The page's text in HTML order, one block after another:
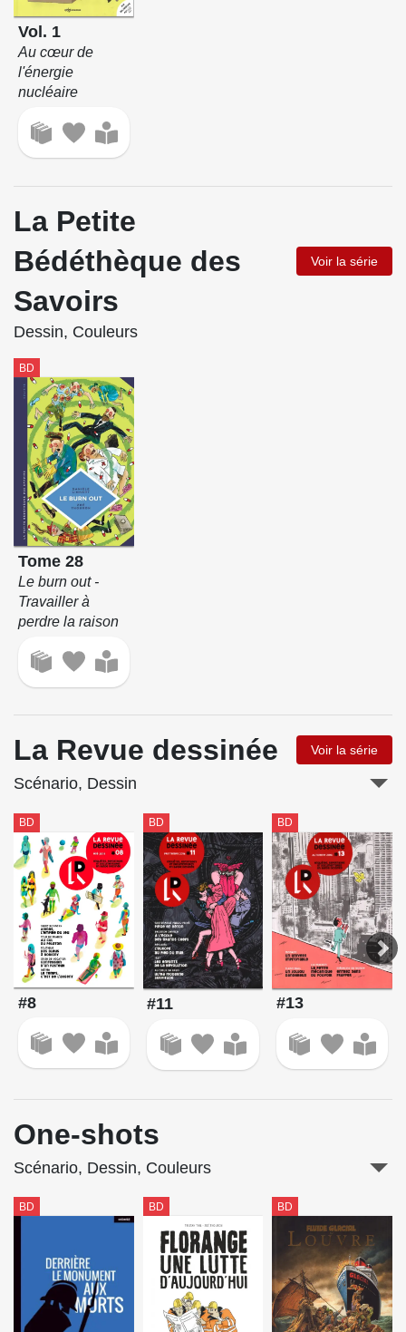
Vol. 1
Au cœur de
l'énergie
nucléaire
La Petite
Bédéthèque des
Savoirs
Voir la série
Dessin, Couleurs
BD
Tome 28
Le burn out -
Travailler à
perdre la raison
La Revue dessinée Voir la série
Scénario, Dessin
BD
#8
BD
#11
BD
#13
One-shots
Scénario, Dessin, Couleurs
BD BD BD